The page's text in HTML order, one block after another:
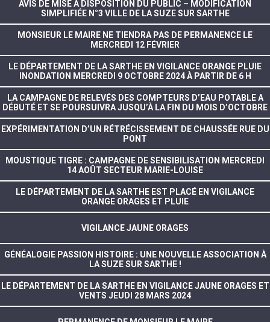
AVIS DE MISE A DISPOSITION DU PUBLIC – MODIFICATION
SIMPLIFIÉE N°3 VILLE DE LA SUZE SUR SARTHE
MONSIEUR LE MAIRE NE TIENDRA PAS DE PERMANENCE LE
MERCREDI 12 FÉVRIER
LE DÉPARTEMENT DE LA SARTHE EN VIGILANCE ORANGE PLUIE
INONDATION MERCREDI 9 OCTOBRE 2024 À PARTIR DE 6 H
LA CAMPAGNE DE RELEVÉS DES COMPTEURS D’EAU POTABLE A
DÉBUTÉ ET SE POURSUIVRA JUSQU’À LA FIN DU MOIS D’OCTOBRE
EXPÉRIMENTATION D’UN RÉTRÉCISSEMENT DE CHAUSSÉE RUE DU
PONT
MOUSTIQUE TIGRE : CAMPAGNE DE SENSIBILISATION MERCREDI
14 AOÛT SECTEUR MARIE-LOUISE
LE DÉPARTEMENT DE LA SARTHE EST PLACÉ EN VIGILANCE
ORANGE ORAGES ET PLUIE
VIGILANCE JAUNE ORAGES
GÉNÉALOGIE PASSION HISTOIRE : UNE NOUVELLE ASSOCIATION À
LA SUZE SUR SARTHE !
LE DÉPARTEMENT DE LA SARTHE EN VIGILANCE JAUNE ORAGES ET
VENTS JEUDI 28 MARS 2024